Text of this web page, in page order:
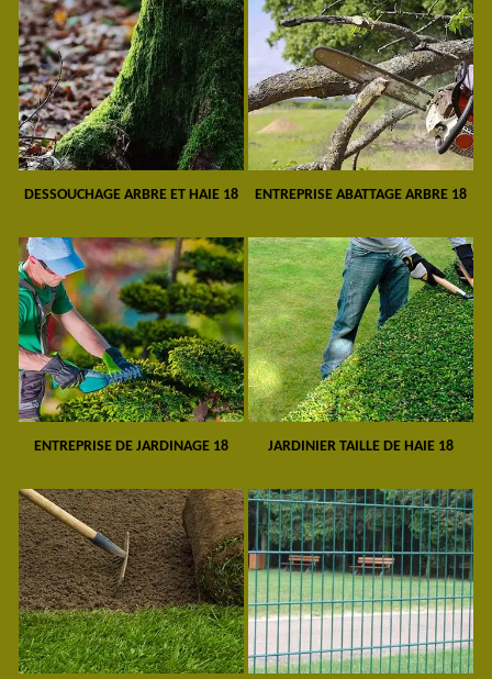
DESSOUCHAGE ARBRE ET HAIE 18 ENTREPRISE ABATTAGE ARBRE 18
ENTREPRISE DE JARDINAGE 18 JARDINIER TAILLE DE HAIE 18